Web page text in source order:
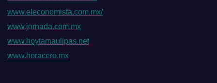
www.eleconomista.com.mx/
www.jornada.com.mx
www.hoytamaulipas.net
www.horacero.mx